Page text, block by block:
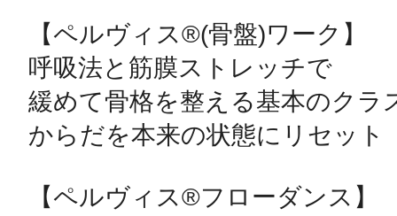
【ペルヴィス®(骨盤)ワーク】
呼吸法と筋膜ストレッチで
緩めて骨格を整える基本のクラ
からだを本来の状態にリセット
【ペルヴィス®フローダンス】